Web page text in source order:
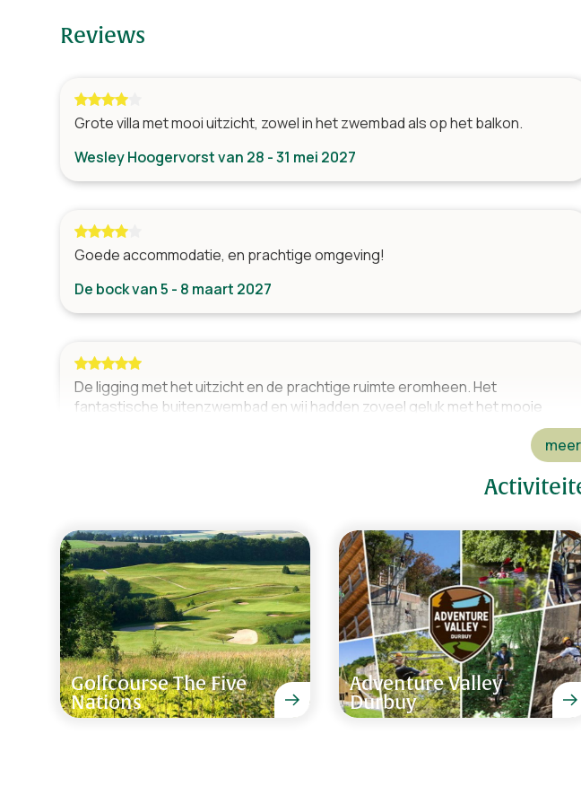
Badkamers
Douche, wastafel & toilet
Douche, bad, wastafel &
toilet
Woonkamer
TV met kabeltelevisie
Zithoek
Reviews
Grote villa met mooi uitzicht, zowel in het zwembad als op het balkon.
Wesley Hoogervorst van 28 - 31 mei 2027
Goede accommodatie, en prachtige omgeving!
De bock van 5 - 8 maart 2027
De ligging met het uitzicht en de prachtige ruimte eromheen. Het
fantastische buitenzwembad en wij hadden zoveel geluk met het mooie
klaar bij aankomst, maar de volgende dag stonden er 2 nieuwe parasols. Het
De prachtige ligging, verwarmd buitenzwembad en jacuzzi maakte ons
weekend af!
Sellam Mehdi van 16 - 19 januari 2026
Golfcourse The Five
Nations
Adventure Valley
Durbuy